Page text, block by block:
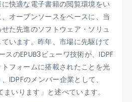
に快適な電子書籍の閲覧環境をい
オープンソースをベースに、当
た先進のソフトウェア・ソリュ
います。昨年、市場に先駆けて
のEPUB3ビューワ技術が、IDPF
フォームに搭載されたことを光
IDPFのメンバー企業として、
いります」と述べています。